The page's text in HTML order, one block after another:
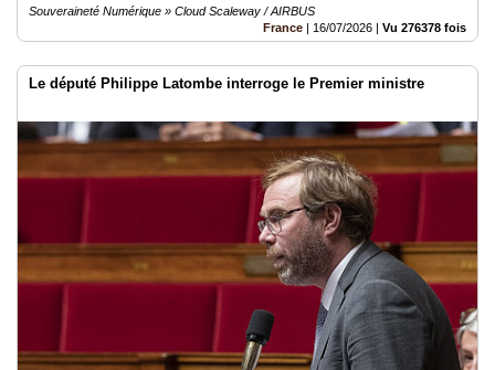
Souveraineté Numérique » Cloud Scaleway / AIRBUS
France | 16/07/2026 | Vu 276378 fois
Le député Philippe Latombe interroge le Premier ministre